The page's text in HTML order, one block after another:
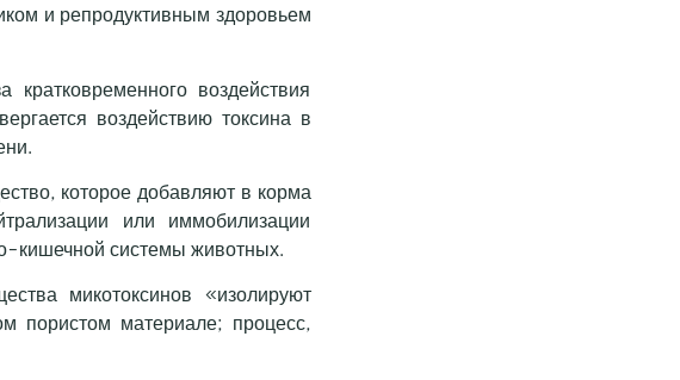
и репродуктивным здоровьем
воздействия
воздействию токсина в
которое добавляют в корма
или иммобилизации
кишечной системы животных.
микотоксинов «изолируют
пористом материале; процесс,